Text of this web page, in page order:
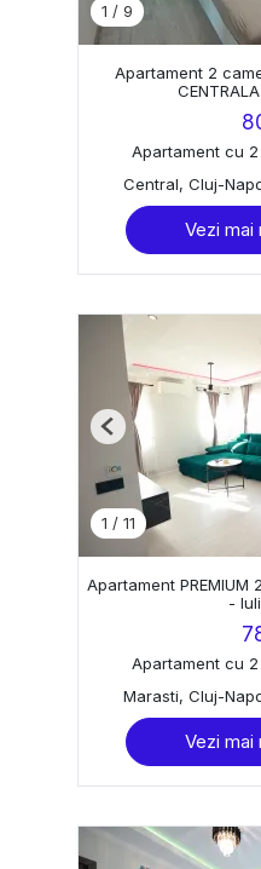
1 / 9
Apartament 2
Apartament cu
Central, Cluj-
Vezi mai
1 / 11
Previous
Apartament
-
Apartament cu
Marasti, Cluj-
Vezi mai